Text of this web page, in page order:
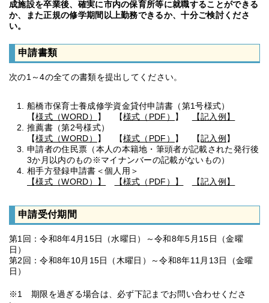
成施設を卒業後、確実に市内の保育所等に就職することができる
か、また正規の修学期間以上勤務できるか、十分ご検討くださ
い。
申請書類
次の1～4の全ての書類を提出してください。
船橋市保育士養成修学資金貸付申請書（第1号様式）
【様式（WORD） 】 【様式（PDF） 】
【記入例】
推薦書（第2号様式）
【様式（WORD） 】 【様式（PDF） 】 【記入例 】
申請者の住民票（本人の本籍地・筆頭者が記載された発行後
3か月以内のもの※マイナンバーの記載がないもの）
相手方登録申請書＜個人用＞
【様式（WORD）】
【様式（PDF）】 【記入例】
申請受付期間
第1回：令和8年4月15日（水曜日）～令和8年5月15日（金曜
日）
第2回：令和8年10月15日（木曜日）～令和8年11月13日（金曜
日）
※1 期限を過ぎる場合は、必ず下記までお問い合わせくださ